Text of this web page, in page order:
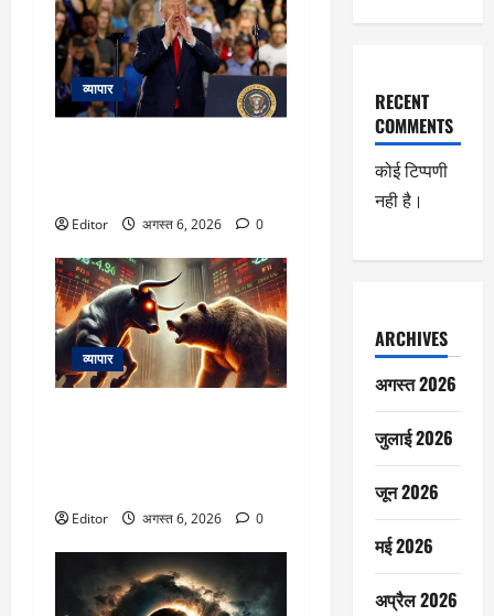
व्यापार
Editor अगस्त 6, 2026 0
व्यापार
Editor अगस्त 6, 2026 0
RECENT
COMMENTS
कोई टिप्पणी
नही है।
ARCHIVES
अगस्त 2026
जुलाई 2026
जून 2026
मई 2026
अप्रैल 2026